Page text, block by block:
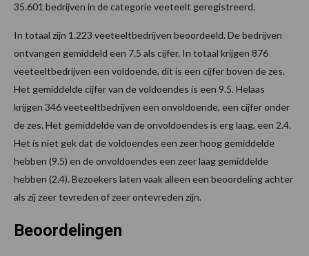
35.601 bedrijven in de categorie veeteelt geregistreerd.
In totaal zijn 1.223 veeteeltbedrijven beoordeeld. De bedrijven
ontvangen gemiddeld een 7.5 als cijfer. In totaal krijgen 876
veeteeltbedrijven een voldoende, dit is een cijfer boven de zes.
Het gemiddelde cijfer van de voldoendes is een 9.5. Helaas
krijgen 346 veeteeltbedrijven een onvoldoende, een cijfer onder
de zes. Het gemiddelde van de onvoldoendes is erg laag, een 2.4.
Het is niet gek dat de voldoendes een zeer hoog gemiddelde
hebben (9.5) en de onvoldoendes een zeer laag gemiddelde
hebben (2.4). Bezoekers laten vaak alleen een beoordeling achter
als zij zeer tevreden of zeer ontevreden zijn.
Beoordelingen